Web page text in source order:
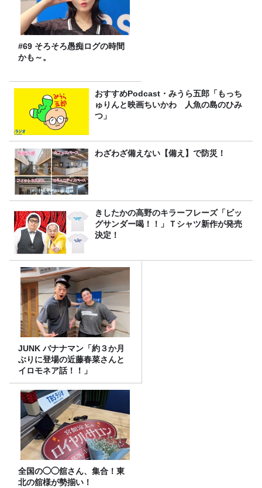
#69 そろそろ愚痴ログの時間
かも～。
おすすめPodcast・みうら五郎「もっち
ゅりんと映画ちいかわ 人魚の島のひみ
つ」
わざわざ備えない【備え】で防災！
きしたかの高野のキラーフレーズ「ビッ
グサンダー喝！！」Ｔシャツ新作が発売
決定！
JUNK バナナマン「約３か月
ぶりに登場の近藤春菜さんと
イロモネア話！！」
全国の◯◯舘さん、集合！東
北の舘様が勢揃い！